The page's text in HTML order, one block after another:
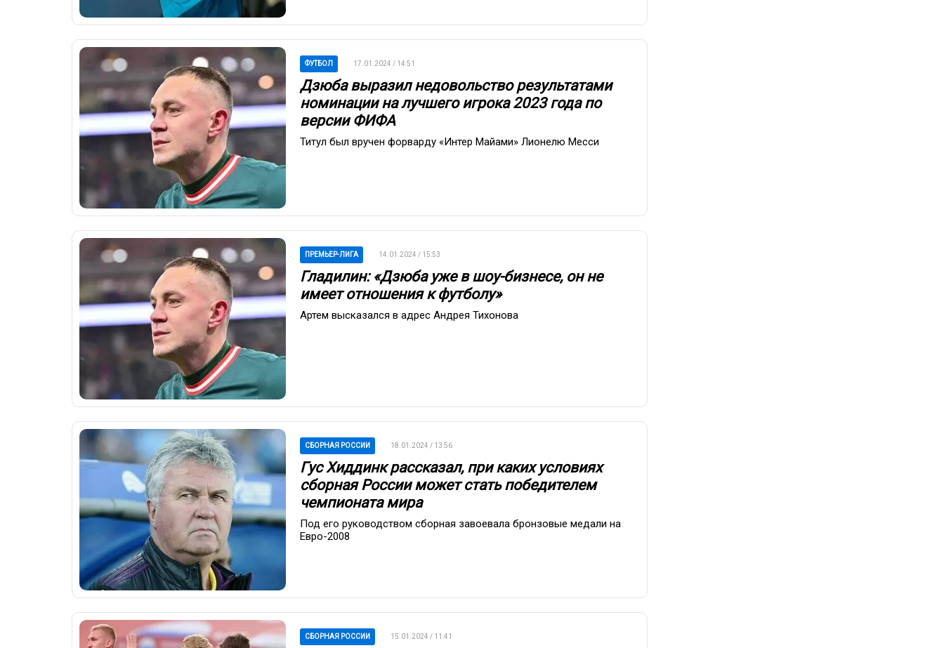
ФУТБОЛ 17.01.2024 / 14:51
Дзюба выразил недовольство результатами
номинации на лучшего игрока 2023 года по
версии ФИФА
Титул был вручен форварду «Интер Майами» Лионелю Месси
ПРЕМЬЕР-ЛИГА 14.01.2024 / 15:53
Гладилин: «Дзюба уже в шоу-бизнесе, он не
имеет отношения к футболу»
Артем высказался в адрес Андрея Тихонова
СБОРНАЯ РОССИИ 18.01.2024 / 13:56
Гус Хиддинк рассказал, при каких условиях
сборная России может стать победителем
чемпионата мира
Под его руководством сборная завоевала бронзовые медали на
Евро-2008
СБОРНАЯ РОССИИ 15.01.2024 / 11:41